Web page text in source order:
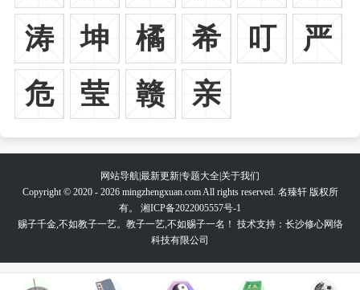
涛
坤 橘 希 叮
严
危
莹 赣 亲
网站导航最新更新专题大全 关于我们
Copyright © 2020 - 2026 mingzhengxuan.com All rights reserved. 名臻轩 版权所
有。 湘ICP备2022005557号-1
赐子千金,不如教子一艺。教子一艺,不如赐子一名！ 技术支持：长沙修心网络
科技有限公司